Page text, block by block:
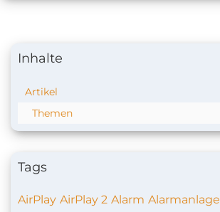
Inhalte
Artikel
Themen
Tags
AirPlay AirPlay 2 Alarm Alarmanlage